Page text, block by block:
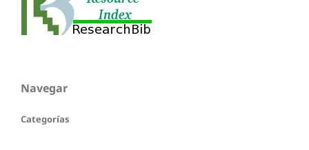
Navegar
Categorías